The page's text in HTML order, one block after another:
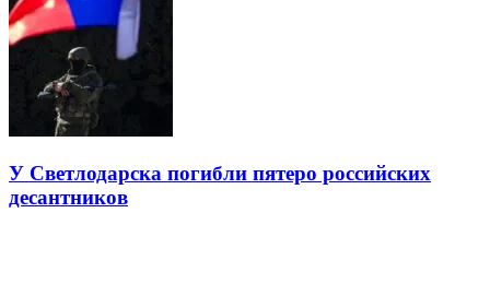
У Светлодарска погибли пятеро российских
десантников